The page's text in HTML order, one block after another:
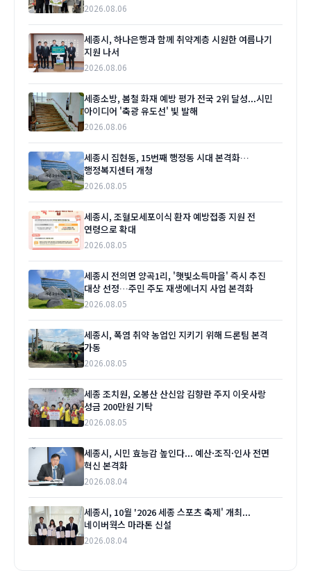
2026.08.06
세종시, 하나은행과 함께 취약계층 시원한 여름나기
지원 나서
2026.08.06
세종소방, 봄철 화재 예방 평가 전국 2위 달성...시민
아이디어 '축광 유도선' 빛 발해
2026.08.06
세종시 집현동, 15번째 행정동 시대 본격화…
행정복지센터 개청
2026.08.05
세종시, 조혈모세포이식 환자 예방접종 지원 전
연령으로 확대
2026.08.05
세종시 전의면 양곡1리, '햇빛소득마을' 즉시 추진
대상 선정…주민 주도 재생에너지 사업 본격화
2026.08.05
세종시, 폭염 취약 농업인 지키기 위해 드론팀 본격
가동
2026.08.05
세종 조치원, 오봉산 산신암 김향란 주지 이웃사랑
성금 200만원 기탁
2026.08.05
세종시, 시민 효능감 높인다... 예산·조직·인사 전면
혁신 본격화
2026.08.04
세종시, 10월 '2026 세종 스포츠 축제' 개최...
네이버웍스 마라톤 신설
2026.08.04